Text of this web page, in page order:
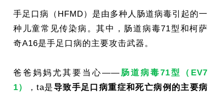
手足口病（HFMD）是由多种人肠道病毒引起的一
种儿童常见传染病。其中，肠道病毒71型和柯萨
奇A16是手足口病的主要攻击武器。
爸爸妈妈尤其要当心—— 肠道病毒71型（EV7
1）
，ta是导致手足口病重症和死亡病例的主要病